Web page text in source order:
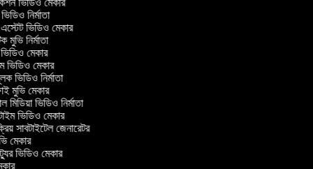
ভিডিও মেকার
নির্মাতা
ভিডিও মেকার
মুভি নির্মাতা
মেকার
ভিডিও মেকার
ভিডিও নির্মাতা
মুভি মেকার
ভিডিও নির্মাতা
ভিডিও মেকার
সাবটাইটেল জেনারেটর
মেকার
ভিডিও মেকার